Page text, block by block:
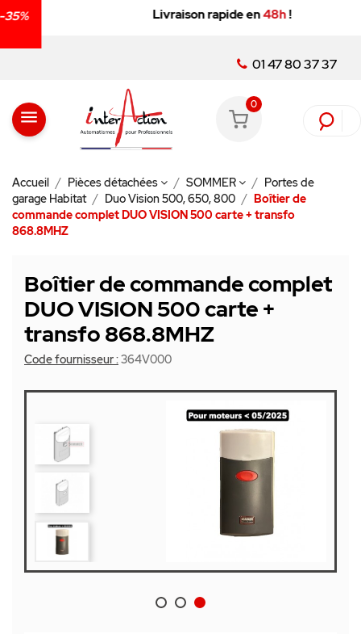
Livraison rapide en48h!
01 47 80 37 37
menu
0
Accueil Pièces détachées SOMMER
Portes de
garage Habitat
Duo Vision 500, 650, 800
Boîtier de
commande complet DUO VISION 500 carte + transfo
868.8MHZ
Boîtier de commande complet
DUO VISION 500 carte +
transfo 868.8MHZ
Code fournisseur :364V000